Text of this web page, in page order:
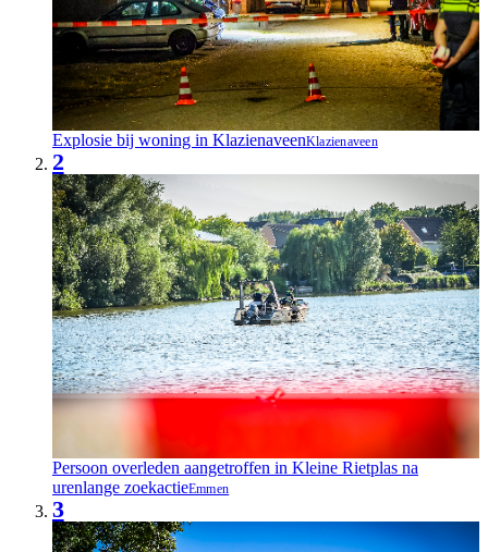
Explosie bij woning in KlazienaveenKlazienaveen
2
Persoon overleden aangetroffen in Kleine Rietplas na
urenlange zoekactieEmmen
3